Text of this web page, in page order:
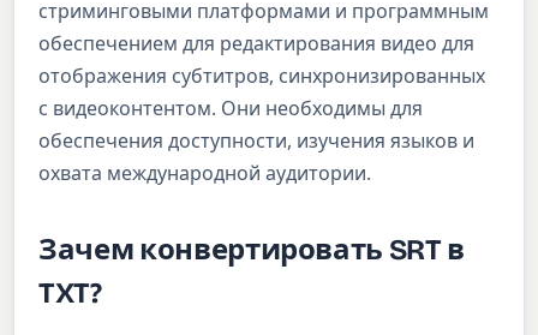
стриминговыми платформами и программным
обеспечением для редактирования видео для
отображения субтитров, синхронизированных
с видеоконтентом. Они необходимы для
обеспечения доступности, изучения языков и
охвата международной аудитории.
Зачем конвертировать SRT в
TXT?